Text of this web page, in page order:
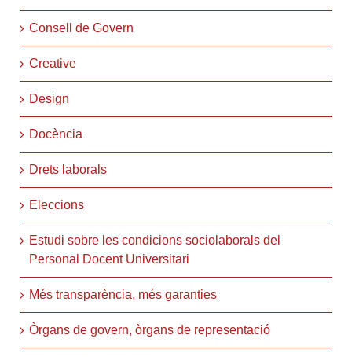
Consell de Govern
Creative
Design
Docència
Drets laborals
Eleccions
Estudi sobre les condicions sociolaborals del
Personal Docent Universitari
Més transparència, més garanties
Òrgans de govern, òrgans de representació